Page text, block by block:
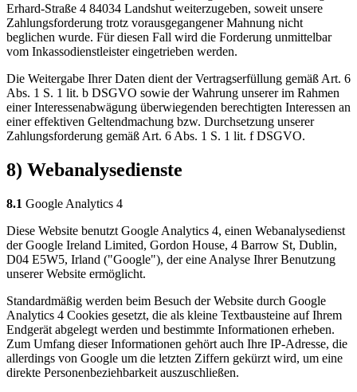
Erhard-Straße 4 84034 Landshut weiterzugeben, soweit unsere
Zahlungsforderung trotz vorausgegangener Mahnung nicht
beglichen wurde. Für diesen Fall wird die Forderung unmittelbar
vom Inkassodienstleister eingetrieben werden.
Die Weitergabe Ihrer Daten dient der Vertragserfüllung gemäß Art. 6
Abs. 1 S. 1 lit. b DSGVO sowie der Wahrung unserer im Rahmen
einer Interessenabwägung überwiegenden berechtigten Interessen an
einer effektiven Geltendmachung bzw. Durchsetzung unserer
Zahlungsforderung gemäß Art. 6 Abs. 1 S. 1 lit. f DSGVO.
8) Webanalysedienste
8.1 Google Analytics 4
Diese Website benutzt Google Analytics 4, einen Webanalysedienst
der Google Ireland Limited, Gordon House, 4 Barrow St, Dublin,
D04 E5W5, Irland ("Google"), der eine Analyse Ihrer Benutzung
unserer Website ermöglicht.
Standardmäßig werden beim Besuch der Website durch Google
Analytics 4 Cookies gesetzt, die als kleine Textbausteine auf Ihrem
Endgerät abgelegt werden und bestimmte Informationen erheben.
Zum Umfang dieser Informationen gehört auch Ihre IP-Adresse, die
allerdings von Google um die letzten Ziffern gekürzt wird, um eine
direkte Personenbeziehbarkeit auszuschließen.